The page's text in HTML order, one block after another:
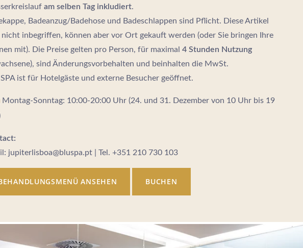
am selben Tag inkludiert.
Badeanzug/Badehose und Badeschlappen sind Pflicht. Diese Artikel
nicht inbegriffen, können aber vor Ort gekauft werden (oder Sie bringen Ihre
mit). Die Preise gelten pro Person, für maximal 4 Stunden Nutzung
sind Änderungs­vorbehalten und beinhalten die MwSt.
SPA ist für Hotelgäste und externe Besucher geöffnet.
Montag-Sonntag: 10:00-20:00 Uhr (24. und 31. Dezember von 10 Uhr bis 19
jupiterlisboa@bluspa.pt | Tel. +351 210 730 103
ANSEHEN BUCHEN